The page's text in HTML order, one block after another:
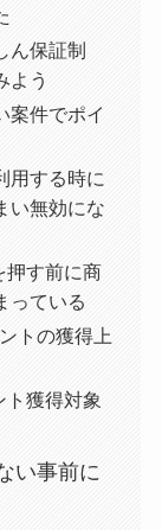
ん保証制
よう
案件でポイ
用する時に
い無効にな
押す前に商
っている
トの獲得上
ト獲得対象
い事前に